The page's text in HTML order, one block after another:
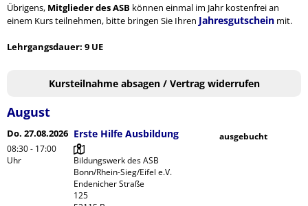
Übrigens, Mitglieder des ASB können einmal im Jahr kostenfrei an
einem Kurs teilnehmen, bitte bringen Sie Ihren Jahresgutschein mit.
Lehrgangsdauer: 9 UE
Kursteilnahme absagen / Vertrag widerrufen
August
Do. 27.08.2026
08:30 - 17:00
Uhr
Erste Hilfe Ausbildung
Bildungswerk des ASB
Bonn/Rhein-Sieg/Eifel e.V.
Endenicher Straße
125
ausgebucht